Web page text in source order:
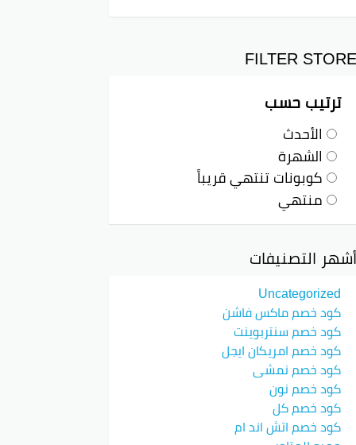
يشجعهم على تجربة المنتجات الجديدة.
منصة انستقرام.
الإماراتي.
موقع تويتر.
كوسيلة فعالة للوصول إلى
حول الخصومات. حيث ينشرون عروض خاصة
FILTER STORE
ترتيب حسب
الأحدث
الشهرة
كوبونات تنتهي قريباً
منتهي
أشهر التصنيفات
Uncategorized
كود خصم ماكس فاشن
كود خصم سنتربوينت
كود خصم امريكان ايجل
كود خصم نمشي
كود خصم نون
كود خصم كل
كود خصم اتش اند ام